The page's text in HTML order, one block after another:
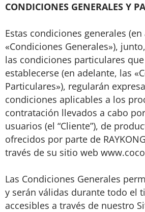
CONDICIONES GENERALES Y
Estas condiciones generales
«Condiciones Generales»),
las condiciones particulares
establecerse (en adelante, las
Particulares»), regularán
condiciones aplicables a los
contratación llevados a cabo
usuarios (el “Cliente”), de
ofrecidos por parte de
través de su sitio web
Las Condiciones Generales
y serán válidas durante todo el
accesibles a través de nuestro